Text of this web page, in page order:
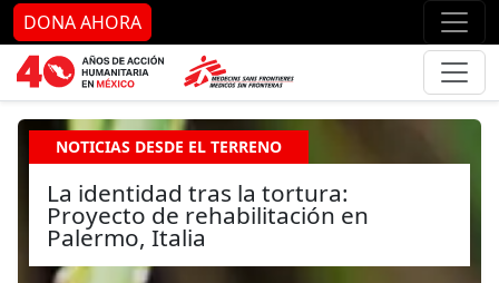
Ir al contenido principal Ir
DONA AHORA
NOTICIAS DESDE EL TERRENO
La identidad tras la tortura:
Proyecto de rehabilitación en
Palermo, Italia